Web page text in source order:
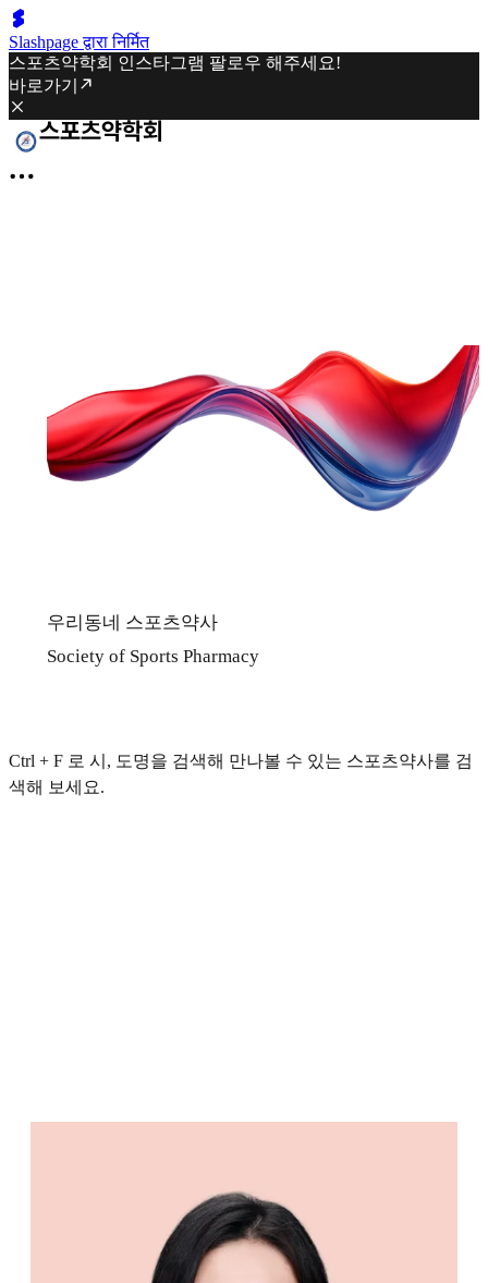
Slashpage द्वारा निर्मित
스포츠약학회 인스타그램 팔로우 해주세요!
바로가기
우리동네 스포츠약사
Society of Sports Pharmacy
Ctrl + F 로 시, 도명을 검색해 만나볼 수 있는 스포츠약사를 검
색해 보세요.